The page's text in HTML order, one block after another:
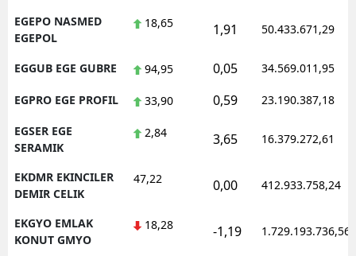
EGEPO NASMED
EGEPOL
18,65 1,91 50.433.671,29
EGGUB EGE GUBRE 94,95 0,05 34.569.011,95
EGPRO EGE PROFIL 33,90 0,59 23.190.387,18
EGSER EGE
SERAMIK
2,84 3,65 16.379.272,61
EKDMR EKINCILER
DEMIR CELIK
47,22 0,00 412.933.758,24
EKGYO EMLAK
KONUT GMYO
18,28 -1,19 1.729.193.736,56